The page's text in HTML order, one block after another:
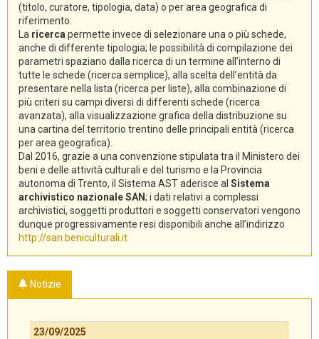
(titolo, curatore, tipologia, data) o per area geografica di
riferimento.
La ricerca permette invece di selezionare una o più schede,
anche di differente tipologia; le possibilità di compilazione dei
parametri spaziano dalla ricerca di un termine all’interno di
tutte le schede (ricerca semplice), alla scelta dell’entità da
presentare nella lista (ricerca per liste), alla combinazione di
più criteri su campi diversi di differenti schede (ricerca
avanzata), alla visualizzazione grafica della distribuzione su
una cartina del territorio trentino delle principali entità (ricerca
per area geografica).
Dal 2016, grazie a una convenzione stipulata tra il Ministero dei
beni e delle attività culturali e del turismo e la Provincia
autonoma di Trento, il Sistema AST aderisce al Sistema
archivistico nazionale SAN; i dati relativi a complessi
archivistici, soggetti produttori e soggetti conservatori vengono
dunque progressivamente resi disponibili anche all’indirizzo
http://san.beniculturali.it
Notizie
23/09/2025